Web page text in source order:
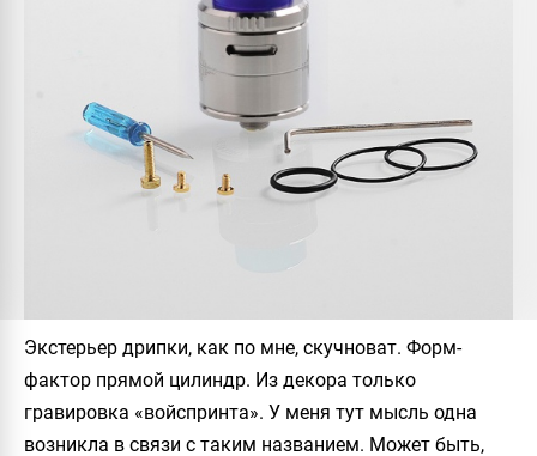
Экстерьер дрипки, как по мне, скучноват. Форм-
фактор прямой цилиндр. Из декора только
гравировка «войспринта». У меня тут мысль одна
возникла в связи с таким названием. Может быть,